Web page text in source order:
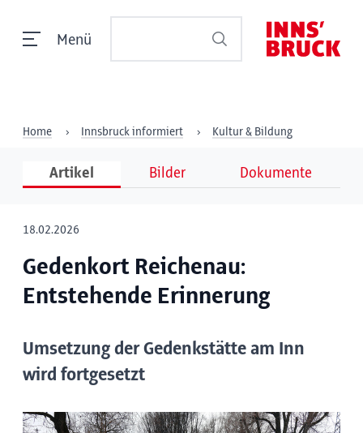
Menü
Home Innsbruck informiert Kultur & Bildung
Artikel Bilder Dokumente
18.02.2026
Gedenkort Reichenau:
Entstehende Erinnerung
Umsetzung der Gedenkstätte am Inn
wird fortgesetzt